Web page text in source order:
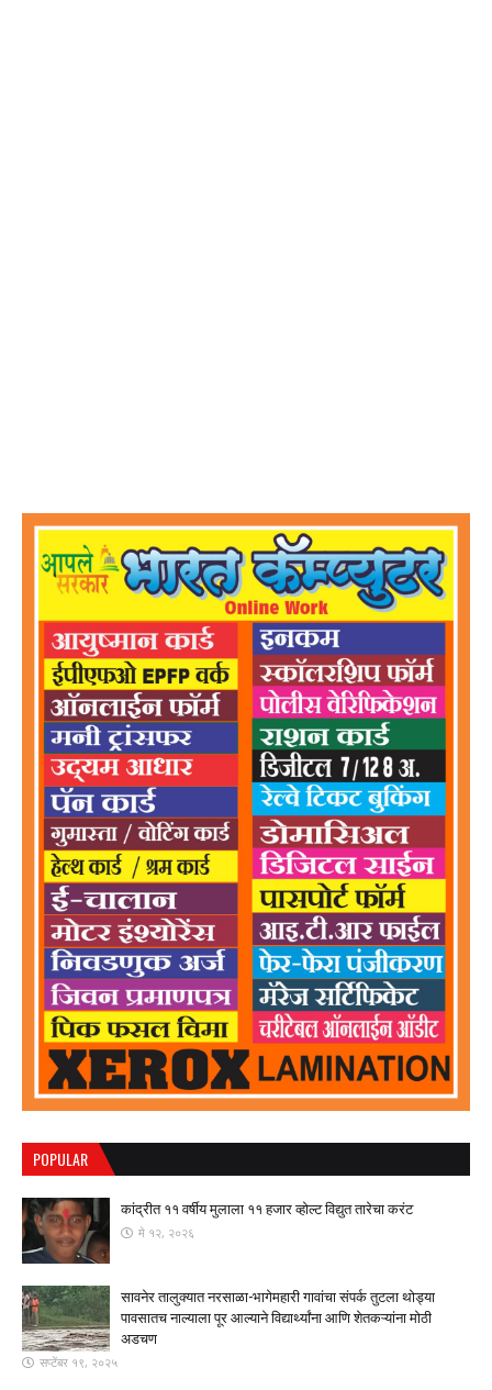
POPULAR
कांद्रीत ११ वर्षीय मुलाला ११ हजार व्होल्ट विद्युत तारेचा करंट
मे १२, २०२६
सावनेर तालुक्यात नरसाळा-भागेमहारी गावांचा संपर्क तुटला ​थोड्या
पावसातच नाल्याला पूर आल्याने विद्यार्थ्यांना आणि शेतकऱ्यांना मोठी
अडचण
सप्टेंबर १९, २०२५